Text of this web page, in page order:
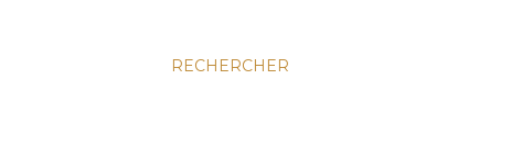
RECHERCHER